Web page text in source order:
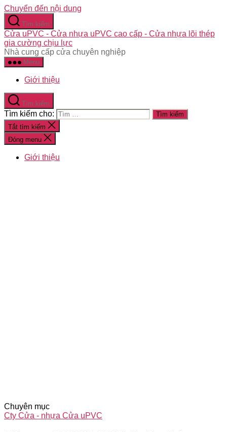
Chuyển đến nội dung
Tìm kiếm
Cửa uPVC - Cửa nhựa uPVC cao cấp - Cửa nhựa lõi thép
gia cường chịu lực
Nhà cung cấp cửa chuyên nghiệp
Menu
Giới thiệu
Tìm kiếm
Tìm kiếm cho:
Tắt tìm kiếm
Đóng menu
Giới thiệu
Chuyên mục
Cty Cửa - nhựa Cửa uPVC